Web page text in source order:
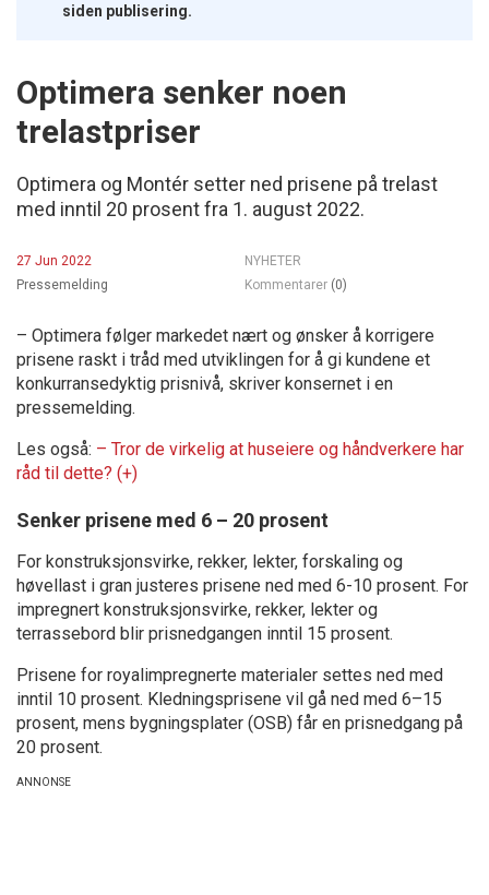
siden publisering.
Optimera senker noen
trelastpriser
Optimera og Montér setter ned prisene på trelast
med inntil 20 prosent fra 1. august 2022.
27 Jun 2022
NYHETER
Pressemelding
Kommentarer (0)
– Optimera følger markedet nært og ønsker å korrigere
prisene raskt i tråd med utviklingen for å gi kundene et
konkurransedyktig prisnivå, skriver konsernet i en
pressemelding.
Les også: – Tror de virkelig at huseiere og håndverkere har
råd til dette? (+)
Senker prisene med 6 – 20 prosent
For konstruksjonsvirke, rekker, lekter, forskaling og
høvellast i gran justeres prisene ned med 6-10 prosent. For
impregnert konstruksjonsvirke, rekker, lekter og
terrassebord blir prisnedgangen inntil 15 prosent.
Prisene for royalimpregnerte materialer settes ned med
inntil 10 prosent. Kledningsprisene vil gå ned med 6–15
prosent, mens bygningsplater (OSB) får en prisnedgang på
20 prosent.